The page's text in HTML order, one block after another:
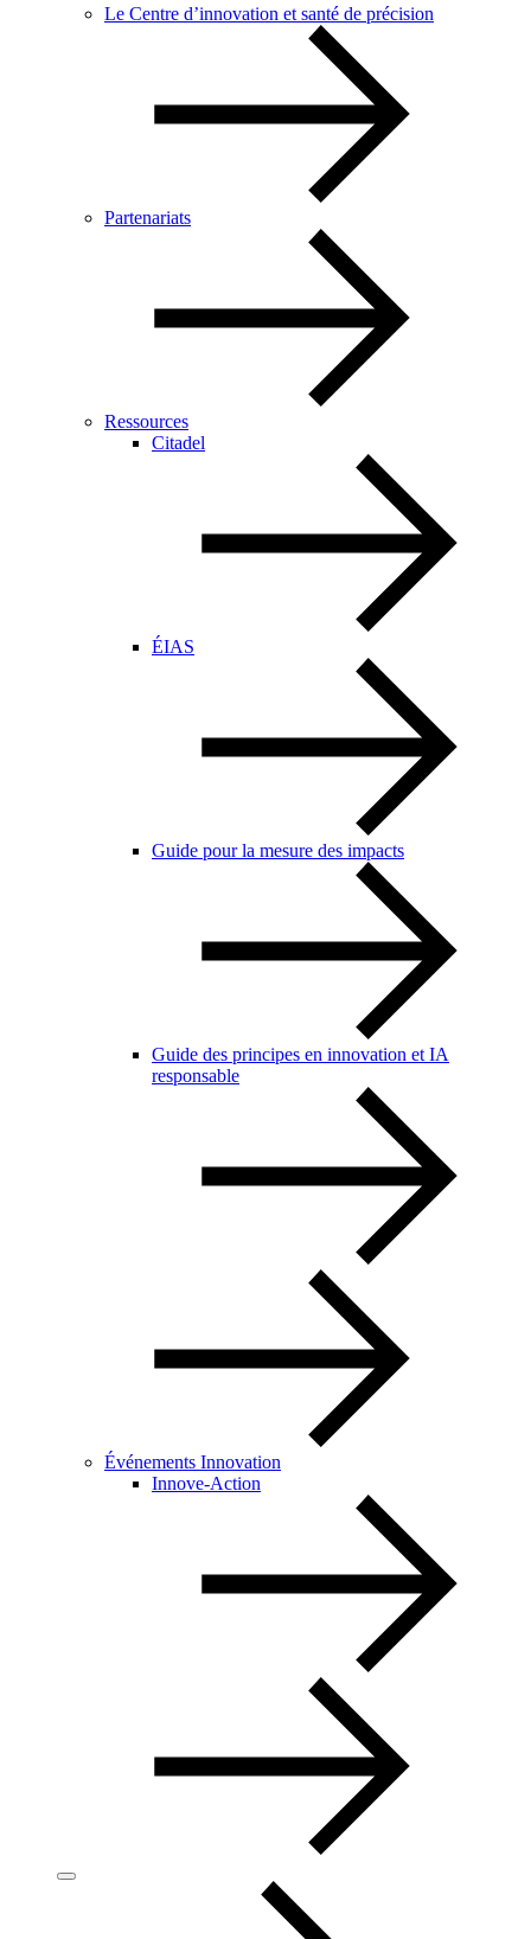
Le Centre d’innovation et santé de précision
Partenariats
Ressources
Citadel
ÉIAS
Guide pour la mesure des impacts
Guide des principes en innovation et IA
responsable
Événements Innovation
Innove-Action